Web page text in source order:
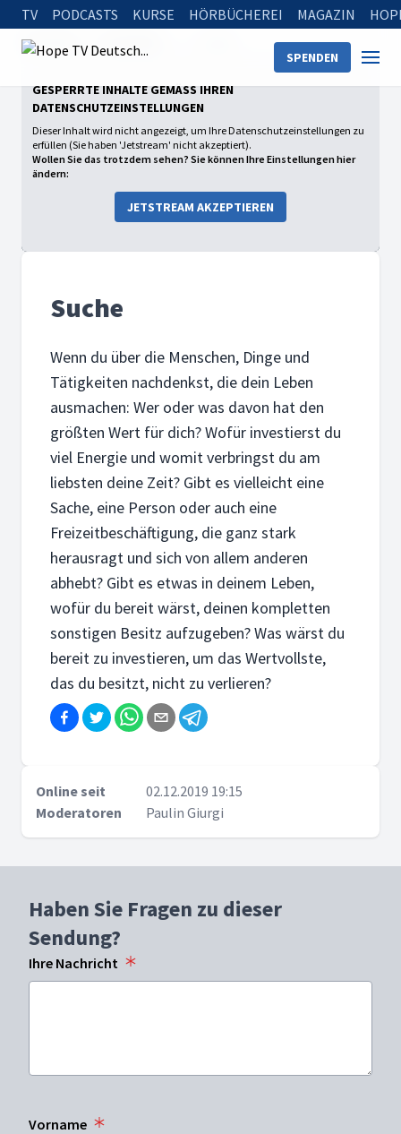
TV PODCASTS KURSE HÖRBÜCHEREI MAGAZIN
SPENDEN
Startseite
GESPERRTE INHALTE GEMÄSS IHREN D
ATENSCHUTZEINSTELLUNGEN
Dieser Inhalt wird nicht angezeigt, um Ihre Datenschutzeinstellungen zu
erfüllen (Sie haben 'Jetstream' nicht akzeptiert).
Wollen Sie das trotzdem sehen? Sie können Ihre Einstellungen hier
ändern:
JETSTREAM AKZEPTIEREN
Suche
Wenn du über die Menschen, Dinge und
Tätigkeiten nachdenkst, die dein Leben
ausmachen: Wer oder was davon hat den
größten Wert für dich? Wofür investierst du
viel Energie und womit verbringst du am
liebsten deine Zeit? Gibt es vielleicht eine
Sache, eine Person oder auch eine
Freizeitbeschäftigung, die ganz stark
herausragt und sich von allem anderen
abhebt? Gibt es etwas in deinem Leben,
wofür du bereit wärst, deinen kompletten
sonstigen Besitz aufzugeben? Was wärst du
bereit zu investieren, um das Wertvollste,
das du besitzt, nicht zu verlieren?
Online seit
02.12.2019 19:15
Moderatoren
Paulin Giurgi
Haben Sie Fragen zu dieser
Sendung?
Ihre Nachricht
Vorname